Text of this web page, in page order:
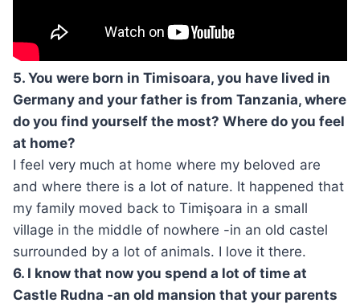
5. You were born in Timisoara, you have lived in
Germany and your father is from Tanzania, where
do you find yourself the most? Where do you feel
at home?
I feel very much at home where my beloved are
and where there is a lot of nature. It happened that
my family moved back to Timişoara in a small
village in the middle of nowhere -in an old castel
surrounded by a lot of animals. I love it there.
6. I know that now you spend a lot of time at
Castle Rudna -an old mansion that your parents